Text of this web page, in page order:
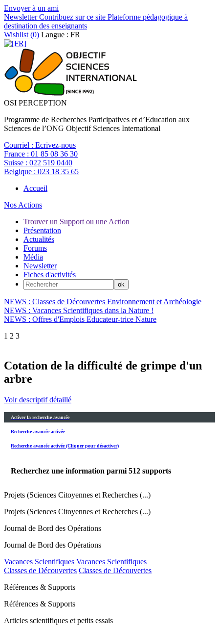
Envoyer à un ami
NewsletterContribuez sur ce site Plateforme pédagogique à
destination des enseignants
Wishlist (0) Langue : FR
OSI PERCEPTION
Programme de Recherches Participatives et d’Education aux
Sciences de l’ONG Objectif Sciences International
Courriel : Ecrivez-nous
France : 01 85 08 36 30
Suisse : 022 519 0440
Belgique : 023 18 35 65
Accueil
Nos Actions
Trouver un Support ou une Action
Présentation
Actualités
Forums
Média
Newsletter
Fiches d'activités
NEWS : Classes de Découvertes Environnement et Archéologie
NEWS : Vacances Scientifiques dans la Nature !
NEWS : Offres d'Emplois Educateur-trice Nature
1 2 3
Cotation de la difficulté de grimpe d'un
arbre
Voir descriptif détaillé
Activer la recherche avancée
Recherche avancée activée
Recherche avancée activée (Cliquer pour désactiver)
Recherchez une information parmi 512 supports
Projets (Sciences Citoyennes et Recherches (...)
Projets (Sciences Citoyennes et Recherches (...)
Journal de Bord des Opérations
Journal de Bord des Opérations
Vacances Scientifiques Vacances Scientifiques
Classes de Découvertes Classes de Découvertes
Références & Supports
Références & Supports
Articles scientifiques et petits essais